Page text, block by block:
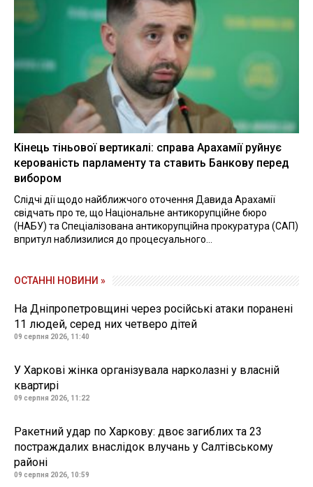
Кінець тіньової вертикалі: справа Арахамії руйнує
керованість парламенту та ставить Банкову перед
вибором
Слідчі дії щодо найближчого оточення Давида Арахамії
свідчать про те, що Національне антикорупційне бюро
(НАБУ) та Спеціалізована антикорупційна прокуратура (САП)
впритул наблизилися до процесуального...
ОСТАННІ НОВИНИ »
На Дніпропетровщині через російські атаки поранені
11 людей, серед них четверо дітей
09 серпня 2026, 11:40
У Харкові жінка організувала нарколазні у власній
квартирі
09 серпня 2026, 11:22
Ракетний удар по Харкову: двоє загиблих та 23
постраждалих внаслідок влучань у Салтівському
районі
09 серпня 2026, 10:59